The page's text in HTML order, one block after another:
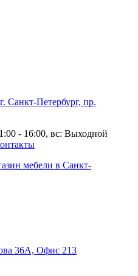
г. Санкт-Петербург, пр.
- 16:00, вс: Выходной
36А, Офис 213